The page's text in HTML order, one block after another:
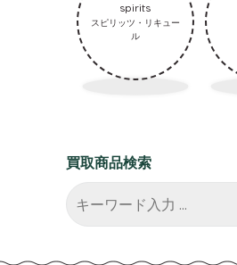
spirits
スピリッツ・リキュー
ル
買取商品検索